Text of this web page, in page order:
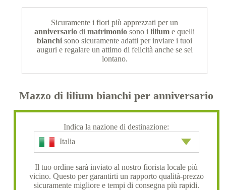
Sicuramente i fiori più apprezzati per un
anniversario dimatrimonio sono ililium e quelli
bianchi sono sicuramente adatti per inviare i tuoi
auguri e regalare un attimo di felicità anche se sei
lontano.
Mazzo di lilium bianchi per anniversario
Indica la nazione di destinazione:
Italia
Il tuo ordine sarà inviato al nostro fiorista locale più
vicino. Questo per garantirti un rapporto qualità-prezzo
sicuramente migliore e tempi di consegna più rapidi.